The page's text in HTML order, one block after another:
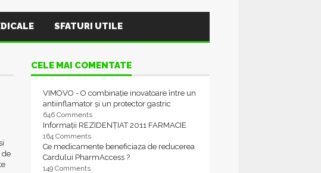
SFATURI UTILE
de
CELE MAI COMENTATE
VIMOVO - O combinație inovatoare între un
antiinflamator și un protector gastric
646 Comments
Informații REZIDENȚIAT 2011 FARMACIE
164 Comments
Ce medicamente beneficiaza de reducerea
Cardului PharmAccess ?
149 Comments